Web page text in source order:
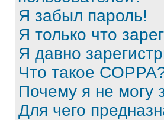
Я забыл пароль!
Я только что
Я давно
Что такое
Почему я не могу
Для чего